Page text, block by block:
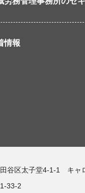
情報
谷区太子堂4-1-1 キャ
33-2